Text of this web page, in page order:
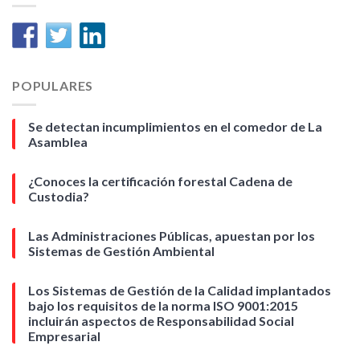
POPULARES
Se detectan incumplimientos en el comedor de La
Asamblea
¿Conoces la certificación forestal Cadena de
Custodia?
Las Administraciones Públicas, apuestan por los
Sistemas de Gestión Ambiental
Los Sistemas de Gestión de la Calidad implantados
bajo los requisitos de la norma ISO 9001:2015
incluirán aspectos de Responsabilidad Social
Empresarial